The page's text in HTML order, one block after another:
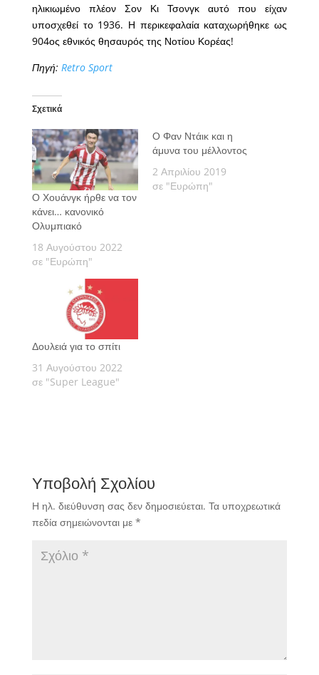
ηλικιωμένο πλέον Σον Κι Τσονγκ αυτό που είχαν
υποσχεθεί το 1936. Η περικεφαλαία καταχωρήθηκε ως
904ος εθνικός θησαυρός της Νοτίου Κορέας!
Πηγή: Retro Sport
Σχετικά
Ο Χουάνγκ ήρθε να τον
κάνει… κανονικό
Ολυμπιακό
18 Αυγούστου 2022
σε "Ευρώπη"
Ο Φαν Ντάικ και η
άμυνα του μέλλοντος
2 Απριλίου 2019
σε "Ευρώπη"
Δουλειά για το σπίτι
31 Αυγούστου 2022
σε "Super League"
Υποβολή Σχολίου
Η ηλ. διεύθυνση σας δεν δημοσιεύεται. Τα υποχρεωτικά
πεδία σημειώνονται με *